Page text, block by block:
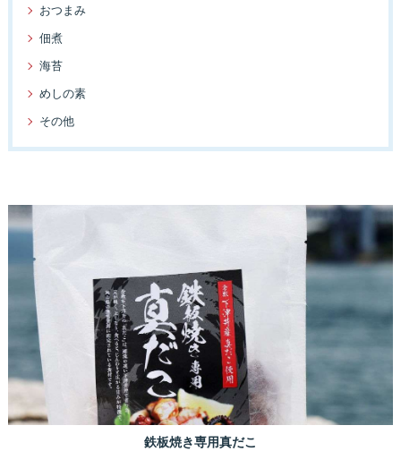
おつまみ
佃煮
海苔
めしの素
その他
鉄板焼き専用真だこ